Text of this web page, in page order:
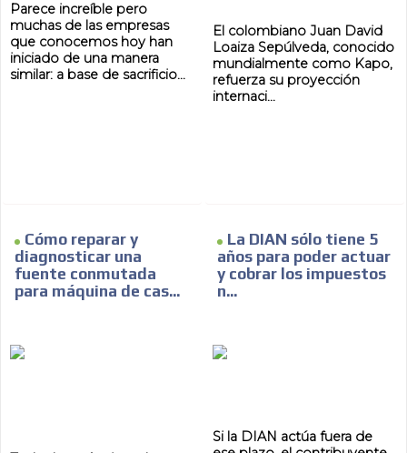
Parece increíble pero
muchas de las empresas
que conocemos hoy han
iniciado de una manera
similar: a base de sacrificio...
El colombiano Juan David
Loaiza Sepúlveda, conocido
mundialmente como Kapo,
refuerza su proyección
internaci...
Cómo reparar y
diagnosticar una
fuente conmutada
para máquina de cas...
La DIAN sólo tiene 5
años para poder actuar
y cobrar los impuestos
n...
Si la DIAN actúa fuera de